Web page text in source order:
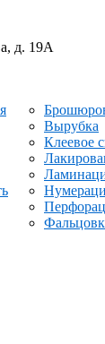
д. 19А
Вырубка
Клеевое